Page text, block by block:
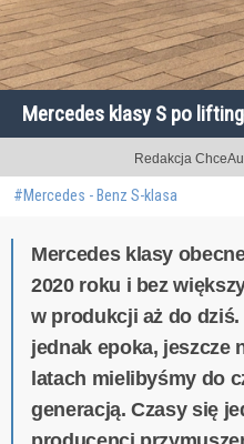
Mercedes klasy S po
Redakcja
#Mercedes - Benz S-klasa
Mercedes klasy
2020 roku i bez
w produkcji aż do
jednak epoka, jeszcze
latach mielibyśmy do
generacją. Czasy się